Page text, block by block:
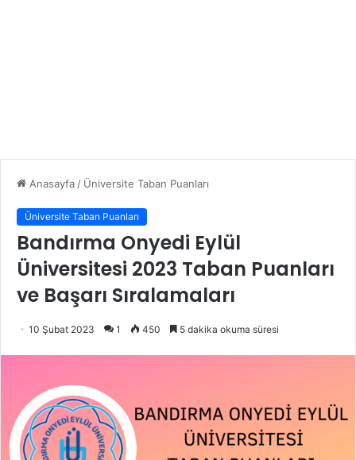
Anasayfa / Üniversite Taban Puanları
Üniversite Taban Puanları
Bandırma Onyedi Eylül
Üniversitesi 2023 Taban Puanları
ve Başarı Sıralamaları
10 Şubat 2023 1 450 5 dakika okuma süresi